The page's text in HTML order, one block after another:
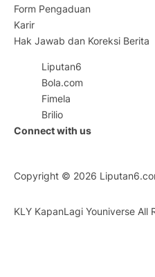
Form Pengaduan
Karir
Hak Jawab dan Koreksi Berita
Liputan6
Bola.com
Fimela
Brilio
Connect with us
Copyright © 2026
KLY KapanLagi Youniverse All